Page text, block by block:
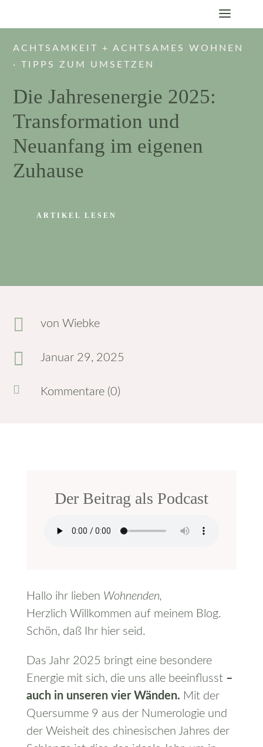
ACHTSAMKEIT + ACHTSAMES WOHNEN
·TIPPS ZUM UMSETZEN
Die Jahresenergie 2025:
Transformation und
Neuanfang im eigenen
Zuhause
ARTIKEL LESEN
 von Wiebke
 Januar 29, 2025
 Kommentare (0)
Der Beitrag als Podcast
Hallo ihr lieben Wohnenden,
Herzlich Willkommen auf meinem Blog.
Schön, daß Ihr hier seid.
Das Jahr 2025 bringt eine besondere
Energie mit sich, die uns alle beeinflusst –
auch in unseren vier Wänden. Mit der
Quersumme 9 aus der Numerologie und
der Weisheit des chinesischen Jahres der